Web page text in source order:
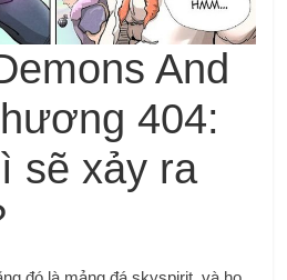
And
404:
sẽ xảy ra